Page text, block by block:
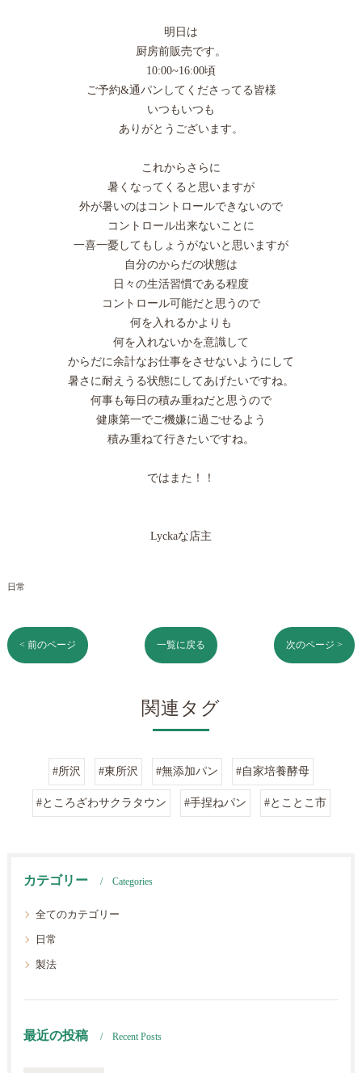
明日は
厨房前販売です。
10:00~16:00頃
ご予約&通パンしてくださってる皆様
いつもいつも
ありがとうございます。
これからさらに
暑くなってくると思いますが
外が暑いのはコントロールできないので
コントロール出来ないことに
一喜一憂してもしょうがないと思いますが
自分のからだの状態は
日々の生活習慣である程度
コントロール可能だと思うので
何を入れるかよりも
何を入れないかを意識して
からだに余計なお仕事をさせないようにして
暑さに耐えうる状態にしてあげたいですね。
何事も毎日の積み重ねだと思うので
健康第一でご機嫌に過ごせるよう
積み重ねて行きたいですね。
ではまた！！
Lyckaな店主
日常
< 前のページ 一覧に戻る 次のページ >
関連タグ
#所沢 #東所沢 #無添加パン #自家培養酵母
#ところざわサクラタウン #手捏ねパン #とことこ市
カテゴリー Categories
全てのカテゴリー
日常
製法
最近の投稿 Recent Posts